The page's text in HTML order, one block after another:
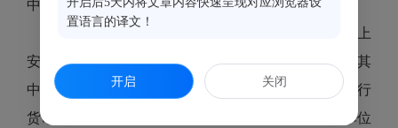
中心核定的产权登记面积为准。
（3）被征收人选择两套（处）或两套（处）以上
安置房的，只能享受一次上靠标准房型进行安置；若其
中一套（处）安置房的面积小于30平方米的，只能实行
货币补偿或降低另一套（处）安置房的安置面积。单位
置语言的译文！
开启 关闭